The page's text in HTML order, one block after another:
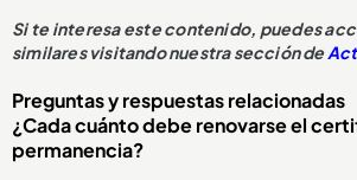
Si te interesa este contenido, puedes
similares visitando nuestra sección de
Preguntas y respuestas relacionadas
¿Cada cuánto debe renovarse el
permanencia?